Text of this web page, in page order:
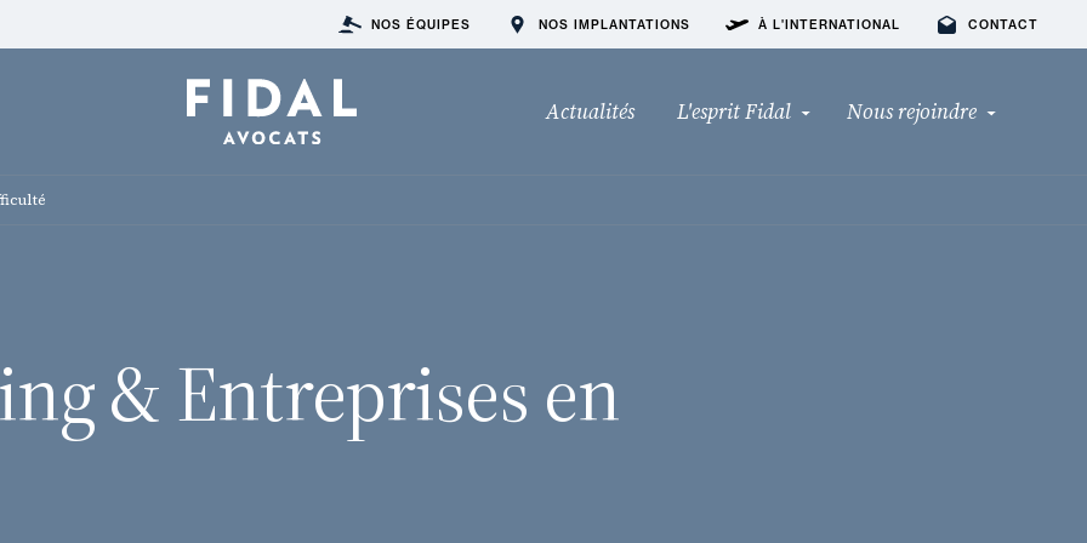
NOS ÉQUIPES NOS IMPLANTATIONS À L'INTERNATIONAL CONTACT
Actualités L'esprit Fidal Nous rejoindre
& Entreprises en